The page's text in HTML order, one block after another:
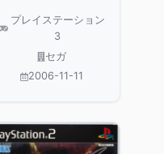
プレイステーション
3
セガ
2006-11-11